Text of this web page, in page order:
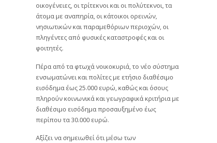
οικογένειες, οι τρίτεκνοι και οι πολύτεκνοι, τα
άτομα με αναπηρία, οι κάτοικοι ορεινών,
νησιωτικών και παραμεθόριων περιοχών, οι
πληγέντες από φυσικές καταστροφές και οι
φοιτητές.
Πέρα από τα φτωχά νοικοκυριά, το νέο σύστημα
ενσωματώνει και πολίτες με ετήσιο διαθέσιμο
εισόδημα έως 25.000 ευρώ, καθώς και όσους
πληρούν κοινωνικά και γεωγραφικά κριτήρια με
διαθέσιμο εισόδημα προσαυξημένο έως
περίπου τα 30.000 ευρώ.
Αξίζει να σημειωθεί ότι μέσω των